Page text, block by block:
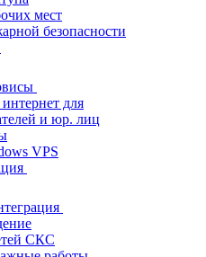
мест
безопасности
для
и юр. лиц
VPS
СКС